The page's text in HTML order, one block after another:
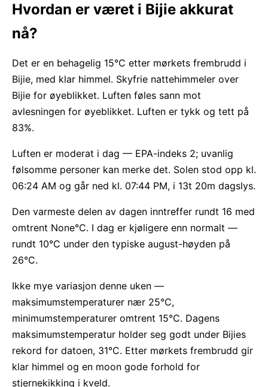
Hvordan er været i Bijie akkurat
nå?
Det er en behagelig 15°C etter mørkets frembrudd i
Bijie, med klar himmel. Skyfrie nattehimmeler over
Bijie for øyeblikket. Luften føles sann mot
avlesningen for øyeblikket. Luften er tykk og tett på
83%.
Luften er moderat i dag — EPA-indeks 2; uvanlig
følsomme personer kan merke det. Solen stod opp kl.
06:24 AM og går ned kl. 07:44 PM, i 13t 20m dagslys.
Den varmeste delen av dagen inntreffer rundt 16 med
omtrent None°C. I dag er kjøligere enn normalt —
rundt 10°C under den typiske august-høyden på
26°C.
Ikke mye variasjon denne uken —
maksimumstemperaturer nær 25°C,
minimumstemperaturer omtrent 15°C. Dagens
maksimumstemperatur holder seg godt under Bijies
rekord for datoen, 31°C. Etter mørkets frembrudd gir
klar himmel og en moon gode forhold for
stjernekikking i kveld.